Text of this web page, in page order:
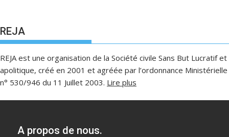
REJA
REJA est une organisation de la Société civile Sans But Lucratif et
apolitique, créé en 2001 et agréée par l’ordonnance Ministérielle
n° 530/946 du 11 Juillet 2003. Lire plus
A propos de nous.